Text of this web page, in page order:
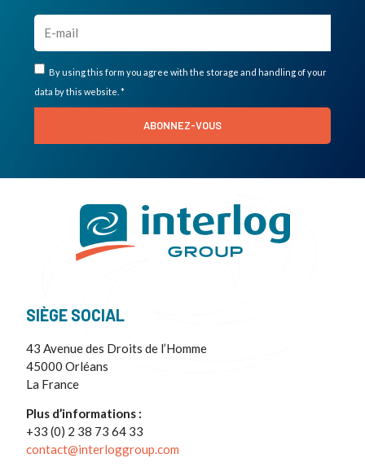
By using this form you agree with the storage and handling of your
data by this website. *
ABONNEZ-VOUS
SIÈGE SOCIAL
43 Avenue des Droits de l’Homme
45000 Orléans
La France
Plus d’informations :
+33 (0) 2 38 73 64 33
contact@interloggroup.com